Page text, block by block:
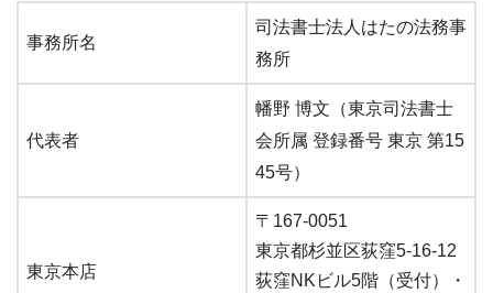
事務所名
司法書士法人はたの法務事
務所
代表者
幡野 博文（東京司法書士
会所属 登録番号 東京 第15
45号）
東京本店
〒167-0051
東京都杉並区荻窪5-16-12
荻窪NKビル5階（受付）・